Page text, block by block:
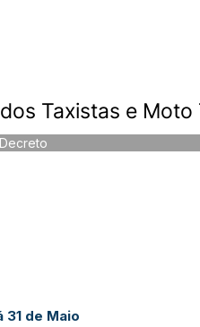
Taxistas e Moto
Decreto
de Maio